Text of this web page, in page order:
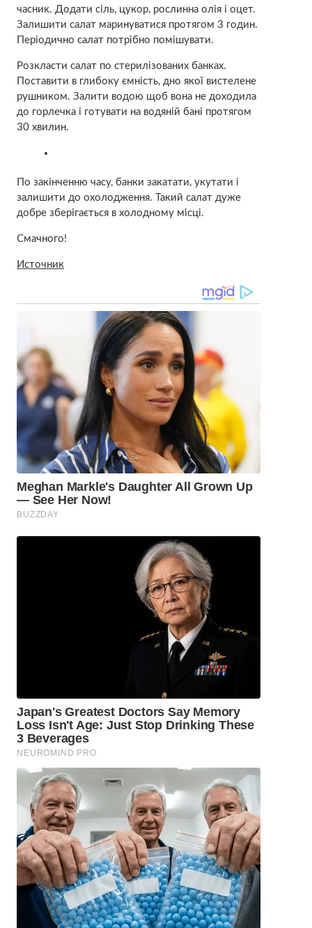
часник. Додати сіль, цукор, рослинна олія і оцет.
Залишити салат маринуватися протягом 3 годин.
Періодично салат потрібно помішувати.
Розкласти салат по стерилізованих банках.
Поставити в глибоку ємність, дно якої вистелене
рушником. Залити водою щоб вона не доходила
до горлечка і готувати на водяній бані протягом
30 хвилин.
По закінченню часу, банки закатати, укутати і
залишити до охолодження. Такий салат дуже
добре зберігається в холодному місці.
Смачного!
Источник